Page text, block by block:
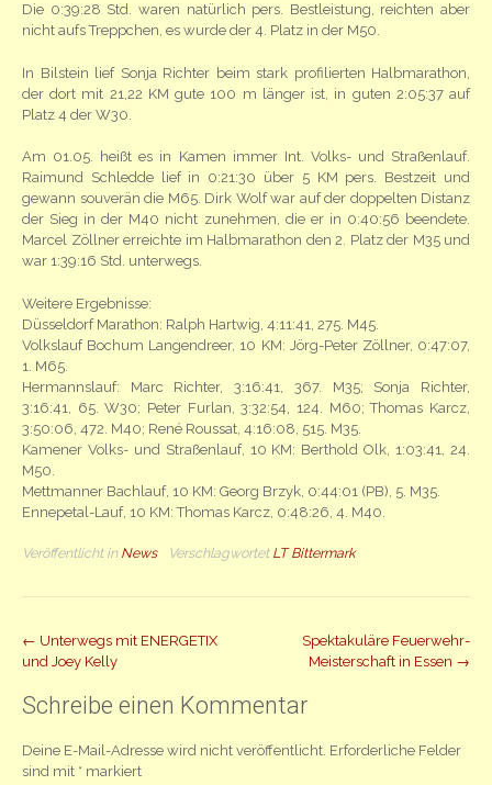
Die 0:39:28 Std. waren natürlich pers. Bestleistung, reichten aber
nicht aufs Treppchen, es wurde der 4. Platz in der M50.
In Bilstein lief Sonja Richter beim stark profilierten Halbmarathon,
der dort mit 21,22 KM gute 100 m länger ist, in guten 2:05:37 auf
Platz 4 der W30.
Am 01.05. heißt es in Kamen immer Int. Volks- und Straßenlauf.
Raimund Schledde lief in 0:21:30 über 5 KM pers. Bestzeit und
gewann souverän die M65. Dirk Wolf war auf der doppelten Distanz
der Sieg in der M40 nicht zunehmen, die er in 0:40:56 beendete.
Marcel Zöllner erreichte im Halbmarathon den 2. Platz der M35 und
war 1:39:16 Std. unterwegs.
Weitere Ergebnisse:
Düsseldorf Marathon: Ralph Hartwig, 4:11:41, 275. M45.
Volkslauf Bochum Langendreer, 10 KM: Jörg-Peter Zöllner, 0:47:07,
1. M65.
Hermannslauf: Marc Richter, 3:16:41, 367. M35; Sonja Richter,
3:16:41, 65. W30; Peter Furlan, 3:32:54, 124. M60; Thomas Karcz,
3:50:06, 472. M40; René Roussat, 4:16:08, 515. M35.
Kamener Volks- und Straßenlauf, 10 KM: Berthold Olk, 1:03:41, 24.
M50.
Mettmanner Bachlauf, 10 KM: Georg Brzyk, 0:44:01 (PB), 5. M35.
Ennepetal-Lauf, 10 KM: Thomas Karcz, 0:48:26, 4. M40.
Veröffentlicht in News Verschlagwortet LT Bittermark
Beitrag
Navigation
← Unterwegs mit ENERGETIX
und Joey Kelly
Spektakuläre Feuerwehr-
Meisterschaft in Essen →
Schreibe einen Kommentar
Deine E-Mail-Adresse wird nicht veröffentlicht. Erforderliche Felder
sind mit * markiert